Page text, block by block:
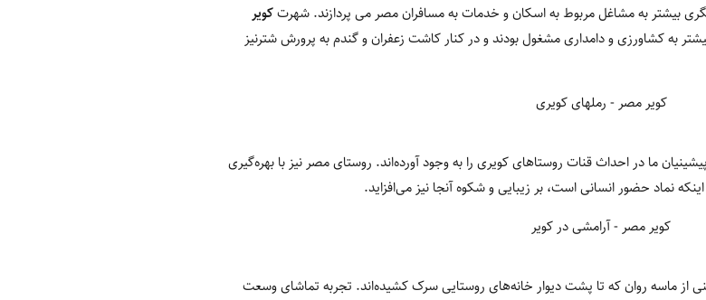
بیشتر به مشاغل مربوط به اسکان و خدمات به مسافران مصر می پردازند. شهرتکویر
به کشاورزی و دامداری مشغول بودند و در کنار کاشت زعفران و گندم به پرورش شترنیز
ما در احداث قنات روستاهای کویری را به وجود آورده‌اند. روستای مصر نیز با بهره‌گیری
نماد حضور انسانی است، بر زیبایی و شکوه آنجا نیز می‌افزاید.
از ماسه روان که تا پشت دیوار خانه‌های روستایی سرک کشیده‌اند. تجربه تماشای وسعت